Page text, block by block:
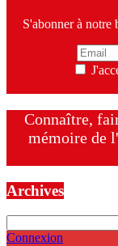
S'abonner à
Connaître,
mémoire de
Archives
Connexion